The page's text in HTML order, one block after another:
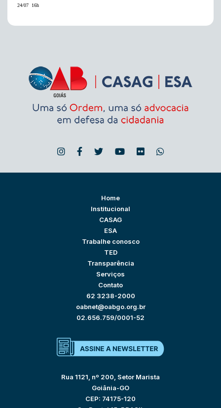
24/07  16h
Home
Institucional
CASAG
ESA
Trabalhe conosco
TED
Transparência
Serviços
Contato
62 3238-2000
oabnet@oabgo.org.br
02.656.759/0001-52
Rua 1121, nº 200, Setor Marista
Goiânia-GO
CEP: 74175-120